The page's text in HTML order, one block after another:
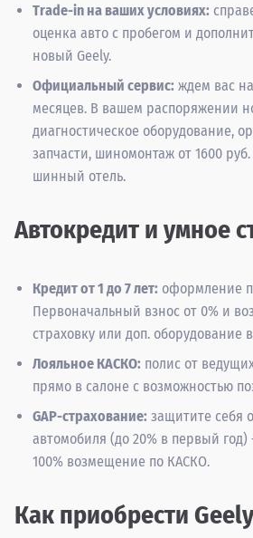
Trade-in на ваших условиях:
оценка авто с пробегом и
новый Geely.
Официальный сервис: ждем вас
месяцев. В вашем распоряжении
диагностическое оборудование,
запчасти, шиномонтаж от 1600
шинный отель.
Автокредит и умное
Кредит от 1 до 7 лет: оформление
Первоначальный взнос от 0% и
страховку или доп. оборудование
Лояльное КАСКО: полис от
прямо в салоне с возможностью
GAP-страхование: защитите себя
автомобиля (до 20% в первый год)
100% возмещение по КАСКО.
Как приобрести